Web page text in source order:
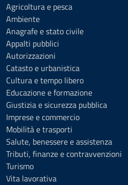
Agricoltura e pesca
Ambiente
Anagrafe e stato civile
Appalti pubblici
Autorizzazioni
Catasto e urbanistica
Cultura e tempo libero
Educazione e formazione
Giustizia e sicurezza pubblica
Imprese e commercio
Mobilità e trasporti
Salute, benessere e assistenza
Tributi, finanze e contravvenzioni
Turismo
Vita lavorativa